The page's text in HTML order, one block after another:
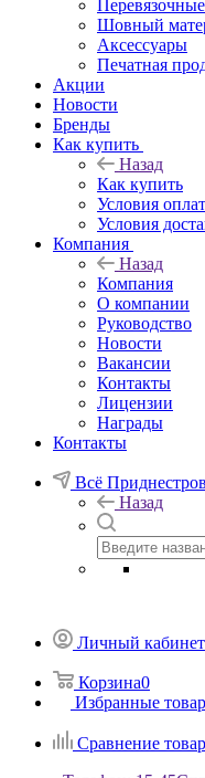
Шовный
Аксессуары
Печатная
Акции
Новости
Бренды
Как купить
Назад
Как купить
Условия
Условия
Компания
Назад
Компания
О компании
Руководство
Новости
Вакансии
Контакты
Лицензии
Награды
Контакты
Всё
Назад
Личный кабинет
Корзина0
Избранные
Сравнение